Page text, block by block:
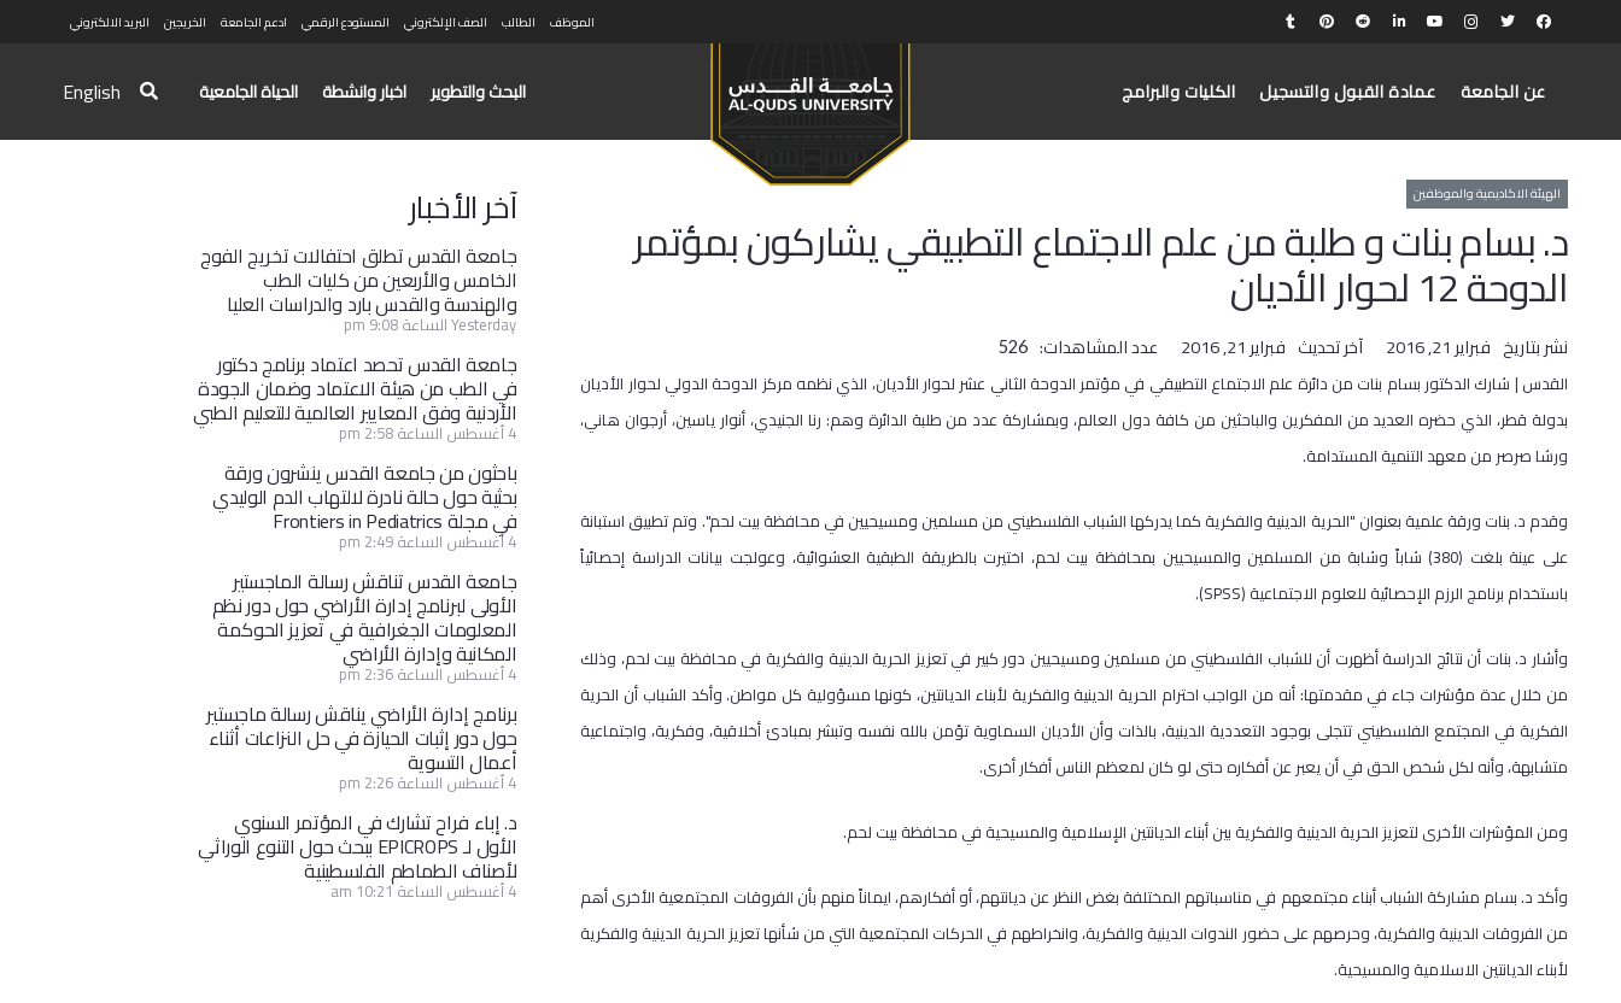
الموظف الطالب الصف الإلكتروني المستودع الرقمي ادعم الجامعة الخريجين البريد الالكتروني
عن الجامعة عمادة القبول والتسجيل الكليات والبرامج البحث والتطوير اخبار وانشطة الحياة الجامعية English
الهيئة الاكاديمية والموظفين
د. بسام بنات و طلبة من علم الاجتماع التطبيقي يشاركون بمؤتمر
الدوحة 12 لحوار الأديان
نشر بتاريخ فبراير 21, 2016 آخر تحديث فبراير 21, 2016 عدد المشاهدات: 526
القدس | شارك الدكتور بسام بنات من دائرة علم الاجتماع التطبيقي في مؤتمر الدوحة الثاني عشر لحوار الأديان، الذي نظمه مركز الدوحة الدولي لحوار الأديان
بدولة قطر، الذي حضره العديد من المفكرين والباحثين من كافة دول العالم، وبمشاركة عدد من طلبة الدائرة وهم: رنا الجنيدي، أنوار ياسين، أرجوان هاني،
ورشا صرصر من معهد التنمية المستدامة.
وقدم د. بنات ورقة علمية بعنوان "الحرية الدينية والفكرية كما يدركها الشباب الفلسطيني من مسلمين ومسيحيين في محافظة بيت لحم". وتم تطبيق استبانة
على عينة بلغت (380) شاباً وشابة من المسلمين والمسيحيين بمحافظة بيت لحم، اختيرت بالطريقة الطبقية العشوائية، وعولجت بيانات الدراسة إحصائياً
باستخدام برنامج الرزم الإحصائية للعلوم الاجتماعية (SPSS).
وأشار د. بنات أن نتائج الدراسة أظهرت أن للشباب الفلسطيني من مسلمين ومسيحيين دور كبير في تعزيز الحرية الدينية والفكرية في محافظة بيت لحم، وذلك
من خلال عدة مؤشرات جاء في مقدمتها: أنه من الواجب احترام الحرية الدينية والفكرية لأبناء الديانتين، كونها مسؤولية كل مواطن. وأكد الشباب أن الحرية
الفكرية في المجتمع الفلسطيني تتجلى بوجود التعددية الدينية، بالذات وأن الأديان السماوية تؤمن بالله نفسه وتبشر بمبادئ أخلاقية، وفكرية، واجتماعية
متشابهة، وأنه لكل شخص الحق في أن يعبر عن أفكاره حتى لو كان لمعظم الناس أفكار أخرى.
ومن المؤشرات الأخرى لتعزيز الحرية الدينية والفكرية بين أبناء الديانتين الإسلامية والمسيحية في محافظة بيت لحم.
وأكد د. بسام مشاركة الشباب أبناء مجتمعهم في مناسباتهم المختلفة بغض النظر عن ديانتهم، أو أفكارهم، ايماناً منهم بأن الفروقات المجتمعية الأخرى أهم
من الفروقات الدينية والفكرية، وحرصهم على حضور الندوات الدينية والفكرية، وانخراطهم في الحركات المجتمعية التي من شأنها تعزيز الحرية الدينية والفكرية
لأبناء الديانتين الاسلامية والمسيحية.
آخر الأخبار
جامعة القدس تطلق احتفالات تخريج الفوج
الخامس والأربعين من كليات الطب
والهندسة والقدس بارد والدراسات العليا
Yesterday الساعة 9:08 pm
جامعة القدس تحصد اعتماد برنامج دكتور
في الطب من هيئة الاعتماد وضمان الجودة
الأردنية وفق المعايير العالمية للتعليم الطبي
4 أغسطس الساعة 2:58 pm
باحثون من جامعة القدس ينشرون ورقة
بحثية حول حالة نادرة لالتهاب الدم الوليدي
في مجلة Frontiers in Pediatrics
4 أغسطس الساعة 2:49 pm
جامعة القدس تناقش رسالة الماجستير
الأولى لبرنامج إدارة الأراضي حول دور نظم
المعلومات الجغرافية في تعزيز الحوكمة
المكانية وإدارة الأراضي
4 أغسطس الساعة 2:36 pm
برنامج إدارة الأراضي يناقش رسالة ماجستير
حول دور إثبات الحيازة في حل النزاعات أثناء
أعمال التسوية
4 أغسطس الساعة 2:26 pm
د. إباء فراح تشارك في المؤتمر السنوي
الأول لـ EPICROPS ببحث حول التنوع الوراثي
لأصناف الطماطم الفلسطينية
4 أغسطس الساعة 10:21 am